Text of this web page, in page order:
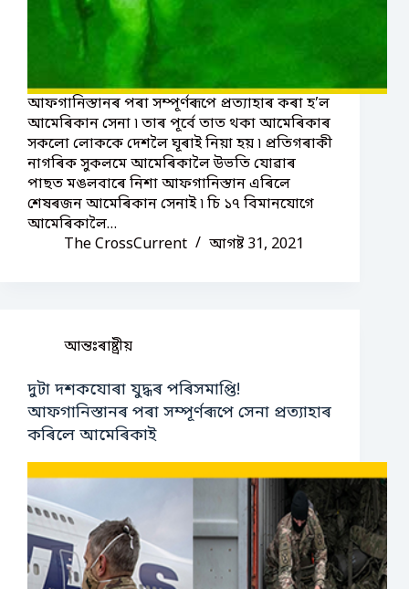
আফগানিস্তানৰ পৰা সম্পূৰ্ণৰূপে প্ৰত্যাহাৰ কৰা হ’ল
আমেৰিকান সেনা ৷ তাৰ পূৰ্বে তাত থকা আমেৰিকাৰ
সকলো লোককে দেশলৈ ঘূৰাই নিয়া হয় ৷ প্ৰতিগৰাকী
নাগৰিক সুকলমে আমেৰিকালৈ উভতি যোৱাৰ
পাছত মঙলবাৰে নিশা আফগানিস্তান এৰিলে
শেষৰজন আমেৰিকান সেনাই ৷ চি ১৭ বিমানযোগে
আমেৰিকালৈ…
The CrossCurrent
আগষ্ট 31, 2021
আন্তঃৰাষ্ট্ৰীয়
দুটা দশকযোৰা যুদ্ধৰ পৰিসমাপ্তি!
আফগানিস্তানৰ পৰা সম্পূৰ্ণৰূপে সেনা প্ৰত্যাহাৰ
কৰিলে আমেৰিকাই